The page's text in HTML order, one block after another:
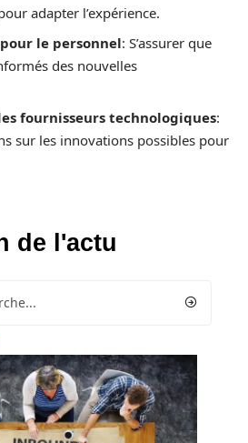
adapter l’expérience.
le personnel: S’assurer que
des nouvelles
fournisseurs technologiques:
sur les innovations possibles pour
de l'actu